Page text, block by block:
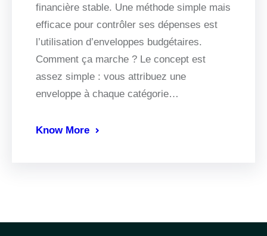
financière stable. Une méthode simple mais
efficace pour contrôler ses dépenses est
l’utilisation d’enveloppes budgétaires.
Comment ça marche ? Le concept est
assez simple : vous attribuez une
enveloppe à chaque catégorie…
Know More